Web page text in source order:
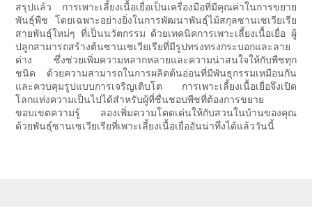
สรุปแล้ว การเพาะเลี้ยงเนื้อเยื่อเป็นเครื่องมือที่มีคุณค่าในการขยาย
พันธุ์พืช โดยเฉพาะอย่างยิ่งในการพัฒนาพันธุ์ไม้สกุลซานเซเวียเรีย
สายพันธุ์ใหม่ๆ ที่เป็นนวัตกรรม ด้วยเทคนิคการเพาะเลี้ยงเนื้อเยื่อ ผู้
ปลูกสามารถสร้างต้นซานเซเวียเรียที่มีรูปทรงทรงกระบอกและลาย
ด่าง ซึ่งช่วยเพิ่มความหลากหลายและความน่าสนใจให้กับพืชทุก
ชนิด ด้วยความสามารถในการผลิตต้นอ่อนที่มีพันธุกรรมเหมือนกัน
และควบคุมรูปแบบการเจริญเติบโต การเพาะเลี้ยงเนื้อเยื่อจึงเปิด
โลกแห่งความเป็นไปได้สำหรับผู้ที่ชื่นชอบพืชที่ต้องการขยาย
ขอบเขตความรู้ ลองเพิ่มความโดดเด่นให้กับสวนในบ้านของคุณ
ด้วยพันธุ์ซานเซเวียเรียที่เพาะเลี้ยงเนื้อเยื่ออันน่าทึ่งได้แล้ววันนี้